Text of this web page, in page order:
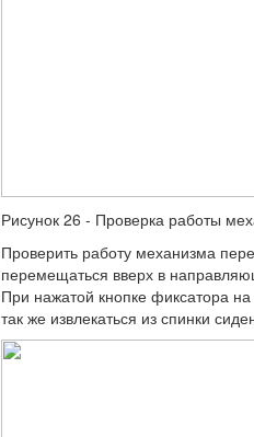
Рисунок 26 - Проверка работы
Проверить работу механизма
перемещаться вверх в
При нажатой кнопке фиксатора
так же извлекаться из спинки